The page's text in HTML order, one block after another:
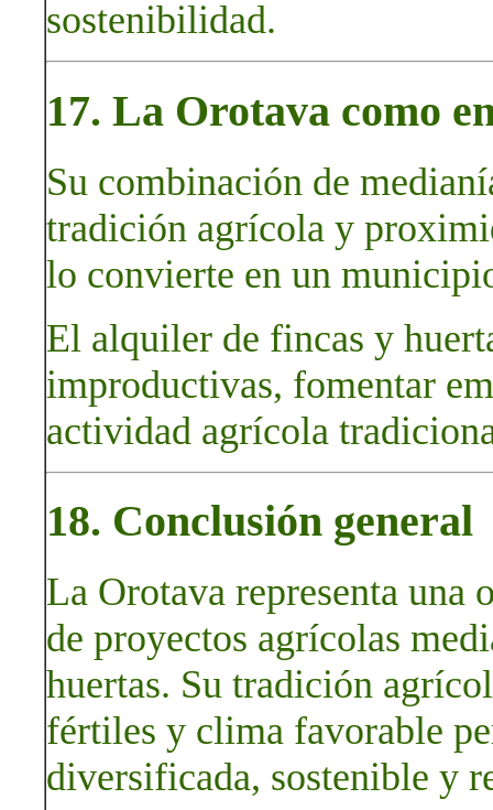
sostenibilidad.
17. La Orotava como
Su combinación de
tradición agrícola y
lo convierte en un
El alquiler de fincas y
improductivas, fomentar
actividad agrícola
18. Conclusión general
La Orotava representa una
de proyectos agrícolas
huertas. Su tradición
fértiles y clima favorable
diversificada, sostenible y